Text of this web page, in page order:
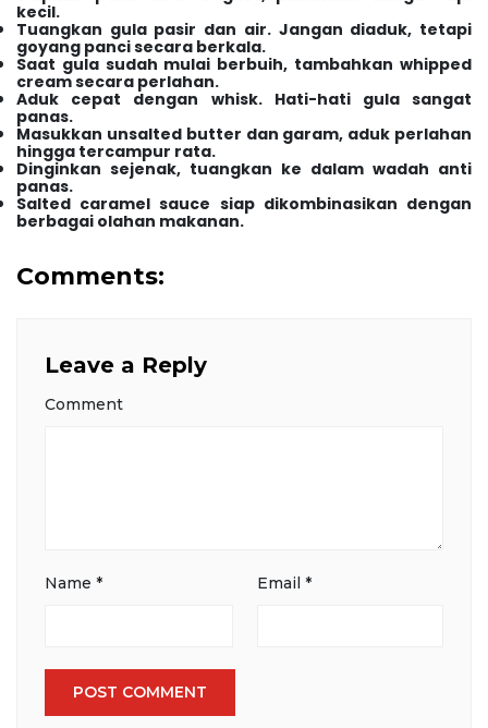
kecil.
Tuangkan gula pasir dan air. Jangan diaduk, tetapi
goyang panci secara berkala.
Saat gula sudah mulai berbuih, tambahkan whipped
cream secara perlahan.
Aduk cepat dengan whisk. Hati-hati gula sangat
panas.
Masukkan unsalted butter dan garam, aduk perlahan
hingga tercampur rata.
Dinginkan sejenak, tuangkan ke dalam wadah anti
panas.
Salted caramel sauce siap dikombinasikan dengan
berbagai olahan makanan.
Comments:
Leave a Reply
Comment
Name * Email *